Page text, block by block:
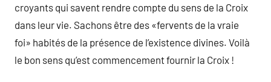
croyants qui savent rendre compte du sens de la Croix
dans leur vie. Sachons être des «fervents de la vraie
foi» habités de la présence de l’existence divines. Voilà
le bon sens qu’est commencement fournir la Croix !